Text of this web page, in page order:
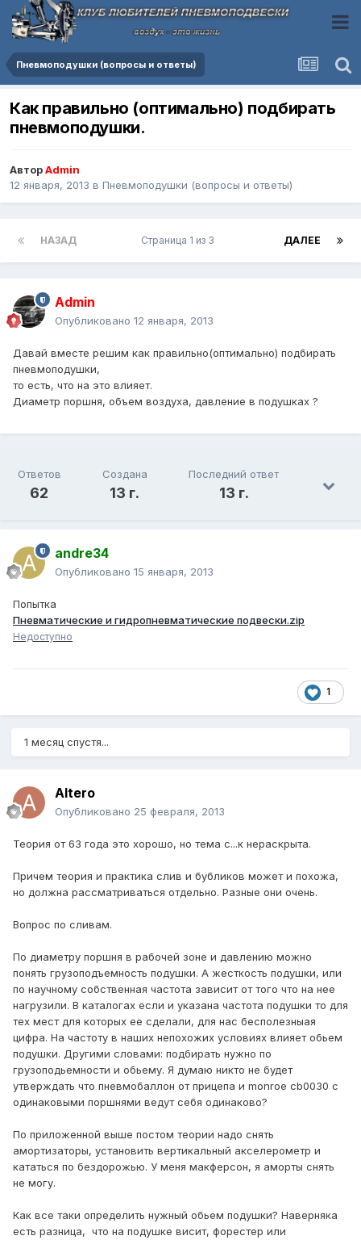
Пневмоподушки (вопросы и ответы)
Как правильно (оптимально) подбирать
пневмоподушки.
АвторAdmin
12 января, 2013 в Пневмоподушки (вопросы и ответы)
НАЗАД ДАЛЕЕ
Страница 1 из 3
Admin
Опубликовано 12 января, 2013
Давай вместе решим как правильно(оптимально) подбирать
пневмоподушки,
то есть, что на это влияет.
Диаметр поршня, объем воздуха, давление в подушках ?
Ответов
62
Создана
13 г.
Последний ответ
13 г.
andre34
Опубликовано 15 января, 2013
Попытка
Пневматические и гидропневматические подвески.zip
Недоступно
1
1 месяц спустя...
Altero
Опубликовано 25 февраля, 2013
Теория от 63 года это хорошо, но тема с...к нераскрыта.
Причем теория и практика слив и бубликов может и похожа,
но должна рассматриваться отдельно. Разные они очень.
Вопрос по сливам.
По диаметру поршня в рабочей зоне и давлению можно
понять грузоподъемность подушки. А жесткость подушки, или
по научному собственная частота зависит от того что на нее
нагрузили. В каталогах если и указана частота подушки то для
тех мест для которых ее сделали, для нас бесполезныая
цифра. На частоту в наших непохожих условиях влияет обьем
подушки. Другими словами: подбирать нужно по
грузоподьемности и обьему. Я думаю никто не будет
утверждать что пневмобаллон от прицепа и monroe cb0030 с
одинаковыми поршнями ведут себя одинаково?
По приложенной выше постом теории надо снять
амортизаторы, установить вертикальный акселерометр и
кататься по бездорожью. У меня макферсон, я аморты снять
не могу.
Как все таки определить нужный обьем подушки? Наверняка
есть разница, что на подушке висит, форестер или